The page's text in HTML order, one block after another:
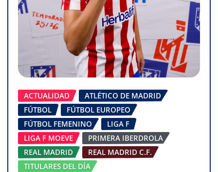
ACTUALIDAD
ATLÉTICO DE MADRID
FÚTBOL
FÚTBOL EUROPEO
FÚTBOL FEMENINO
LIGA F
LIGA F MOEVE
PRIMERA IBERDROLA
REAL MADRID
REAL MADRID C.F.
TITULARES DEL DÍA